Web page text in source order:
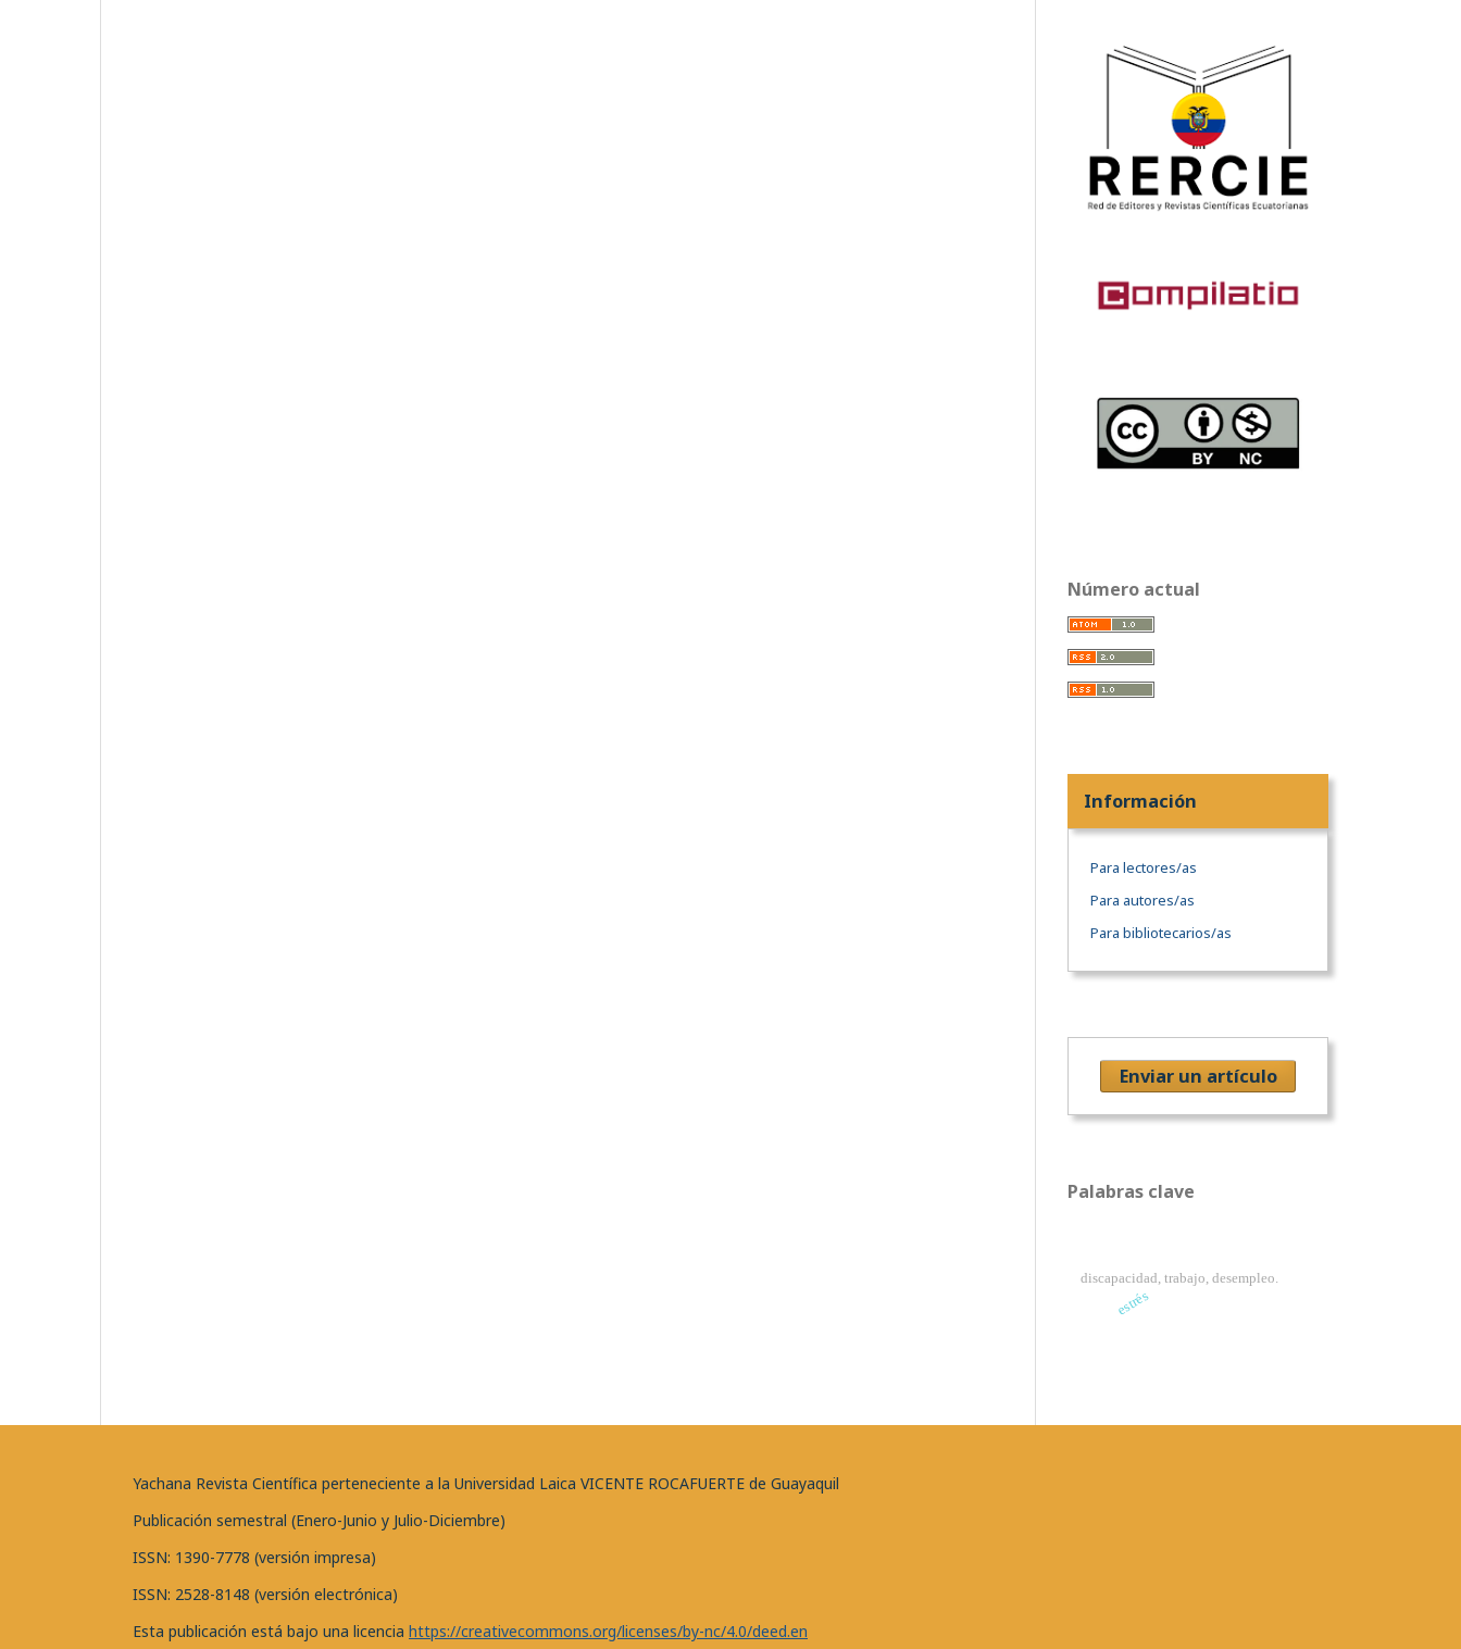
Número actual
Información
Para lectores/as
Para autores/as
Para bibliotecarios/as
Enviar un artículo
Palabras clave
estrés
discapacidad, trabajo, desempleo.
Yachana Revista Científica perteneciente a la Universidad Laica VICENTE ROCAFUERTE de Guayaquil
Publicación semestral (Enero-Junio y Julio-Diciembre)
ISSN: 1390-7778 (versión impresa)
ISSN: 2528-8148 (versión electrónica)
Esta publicación está bajo una licencia https://creativecommons.org/licenses/by-nc/4.0/deed.en